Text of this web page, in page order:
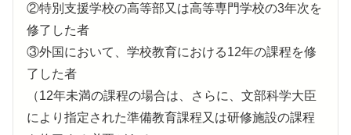
②特別支援学校の高等部又は高等専門学校の3年次を
修了した者
③外国において、学校教育における12年の課程を修
了した者
（12年未満の課程の場合は、さらに、文部科学大臣
により指定された準備教育課程又は研修施設の課程